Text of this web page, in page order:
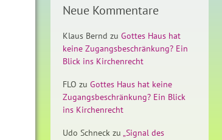
Neue Kommentare
Klaus Bernd zu Gottes Haus hat
keine Zugangsbeschränkung? Ein
Blick ins Kirchenrecht
FLO zu Gottes Haus hat keine
Zugangsbeschränkung? Ein Blick
ins Kirchenrecht
Udo Schneck zu „Signal des